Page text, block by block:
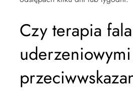
Czy terapia